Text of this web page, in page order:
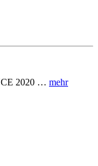
2020 … mehr